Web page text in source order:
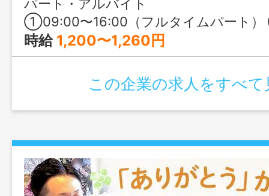
パート・アルバイト
①09:00〜16:00（フルタイムパート） ②09:30〜15:30（シ
時給 1,200〜1,260円
この企業の求人をすべて